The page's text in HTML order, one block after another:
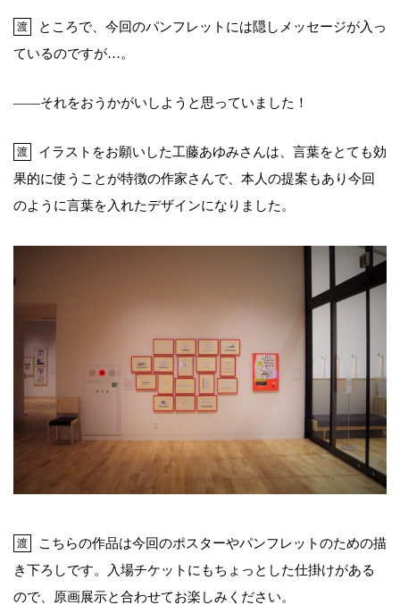
渡
ところで、今回のパンフレットには隠しメッセージが入っ
ているのですが…。
――それをおうかがいしようと思っていました！
渡
イラストをお願いした工藤あゆみさんは、言葉をとても効
果的に使うことが特徴の作家さんで、本人の提案もあり今回
のように言葉を入れたデザインになりました。
渡
こちらの作品は今回のポスターやパンフレットのための描
き下ろしです。入場チケットにもちょっとした仕掛けがある
ので、原画展示と合わせてお楽しみください。